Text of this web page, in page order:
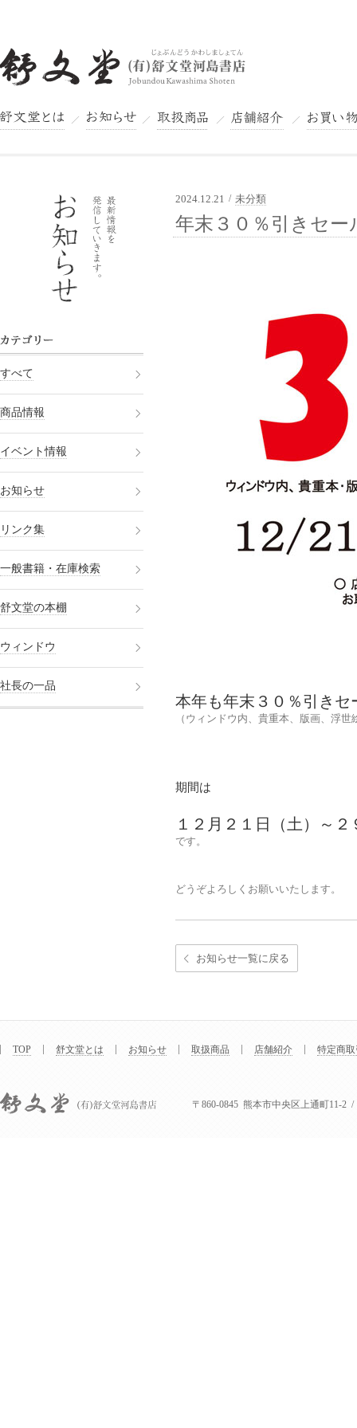
文堂河島書店
すべて
商品情報
イベント情報
お知らせ
リンク集
一般書籍・在庫検索
舒文堂の本棚
ウィンドウ
社長の一品
2024.12.21 / 未分類
年末３０％引きセー
本年も年末３０％引き
（ウィンドウ内、貴重本、版画、浮
期間は
１２月２１日（土）～２
です。
どうぞよろしくお願いいたします。
お知らせ一覧に戻る
TOP 舒文堂とは お知らせ 取扱商品 店舗紹介 特定商
〒860-0845 熊本市中央区上通町11-2 /